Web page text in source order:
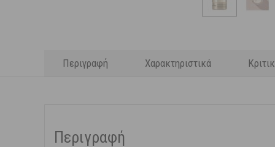
Περιγραφή Χαρακτηριστικά
Περιγραφή